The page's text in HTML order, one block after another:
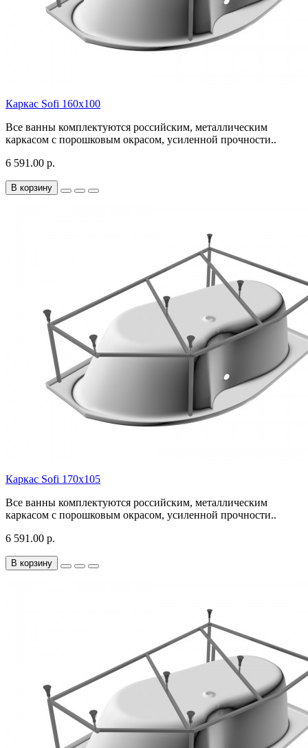
Каркас Sofi 160х100
Все ванны комплектуются российским, металлическим
каркасом с порошковым окрасом, усиленной прочности..
6 591.00 р.
В корзину
Каркас Sofi 170х105
Все ванны комплектуются российским, металлическим
каркасом с порошковым окрасом, усиленной прочности..
6 591.00 р.
В корзину